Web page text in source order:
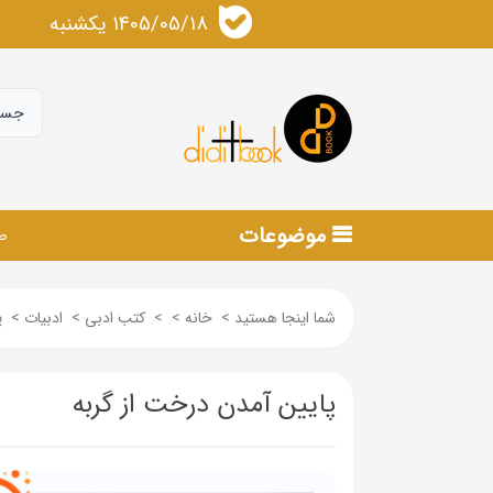
1405/05/18 يكشنبه
موضوعات
شما اینجا هستید > خانه >
> کتب ادبی > ادبیات >
پایین آمدن درخت از گربه